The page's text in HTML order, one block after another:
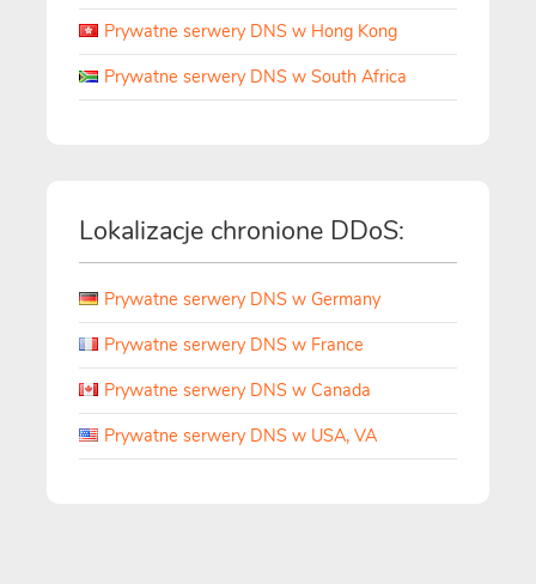
Prywatne serwery DNS w Hong Kong
Prywatne serwery DNS w South Africa
Lokalizacje chronione DDoS:
Prywatne serwery DNS w Germany
Prywatne serwery DNS w France
Prywatne serwery DNS w Canada
Prywatne serwery DNS w USA, VA